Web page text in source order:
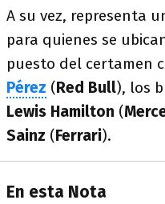
A su vez, representa
para quienes se
puesto del certamen
Pérez (Red Bull), los
Lewis Hamilton (
Sainz (Ferrari).
En esta Nota